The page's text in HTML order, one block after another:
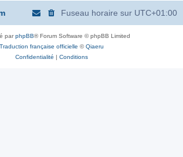
e
Fuseau horaire sur UTC+01:00
parphpBB® Forum Software © phpBB Limited
Traduction française officielle ©Qiaeru
Confidentialité | Conditions